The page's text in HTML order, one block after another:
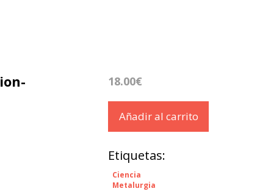
18.00€
Añadir al carrito
Etiquetas:
Ciencia
Metalurgia